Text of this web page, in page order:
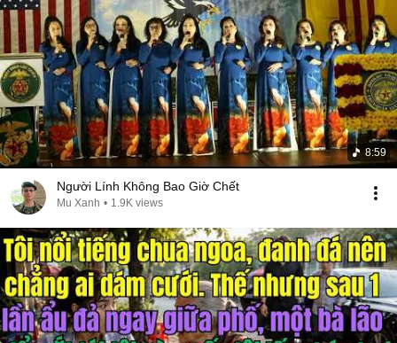
8:59
Người Lính Không Bao Giờ Chết
Mu Xanh • 1.9K views